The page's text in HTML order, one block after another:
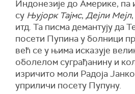
Индонезије до Америке, па
су Њујорк Тајмс, Дејли Мејл,
итд. Та писма демантују да
посети Пупина у болници
већ се у њима исказује
оболелом суграђанину и
изричито моли Радоја
уприличи посету Пупуну.